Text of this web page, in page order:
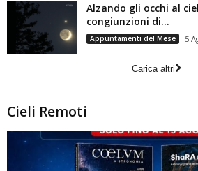
Alzando gli occhi al
congiunzioni di...
Appuntamenti del Mese 5
Carica altri
Cieli Remoti